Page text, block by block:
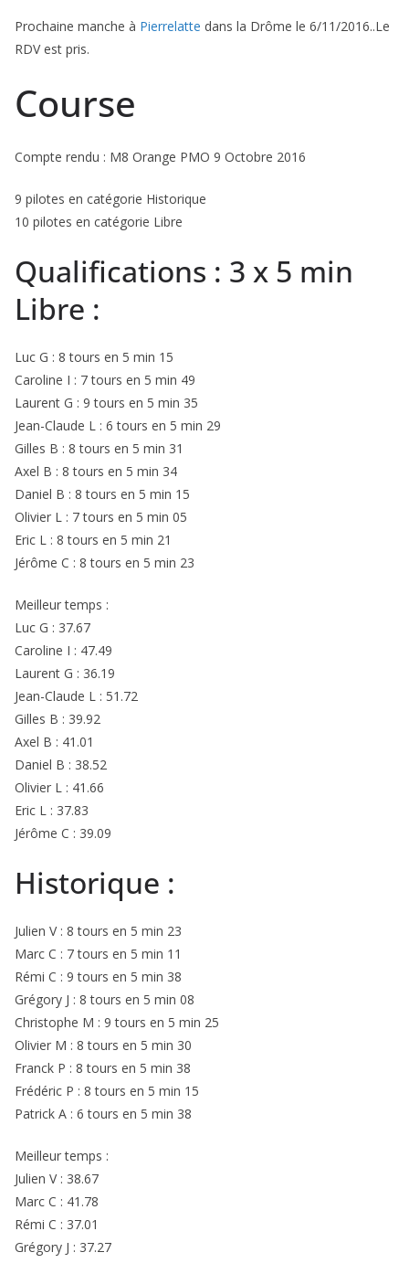
Prochaine manche à Pierrelatte dans la Drôme le 6/11/2016..Le
RDV est pris.
Course
Compte rendu : M8 Orange PMO 9 Octobre 2016
9 pilotes en catégorie Historique
10 pilotes en catégorie Libre
Qualifications : 3 x 5 min
Libre :
Luc G : 8 tours en 5 min 15
Caroline I : 7 tours en 5 min 49
Laurent G : 9 tours en 5 min 35
Jean-Claude L : 6 tours en 5 min 29
Gilles B : 8 tours en 5 min 31
Axel B : 8 tours en 5 min 34
Daniel B : 8 tours en 5 min 15
Olivier L : 7 tours en 5 min 05
Eric L : 8 tours en 5 min 21
Jérôme C : 8 tours en 5 min 23
Meilleur temps :
Luc G : 37.67
Caroline I : 47.49
Laurent G : 36.19
Jean-Claude L : 51.72
Gilles B : 39.92
Axel B : 41.01
Daniel B : 38.52
Olivier L : 41.66
Eric L : 37.83
Jérôme C : 39.09
Historique :
Julien V : 8 tours en 5 min 23
Marc C : 7 tours en 5 min 11
Rémi C : 9 tours en 5 min 38
Grégory J : 8 tours en 5 min 08
Christophe M : 9 tours en 5 min 25
Olivier M : 8 tours en 5 min 30
Franck P : 8 tours en 5 min 38
Frédéric P : 8 tours en 5 min 15
Patrick A : 6 tours en 5 min 38
Meilleur temps :
Julien V : 38.67
Marc C : 41.78
Rémi C : 37.01
Grégory J : 37.27